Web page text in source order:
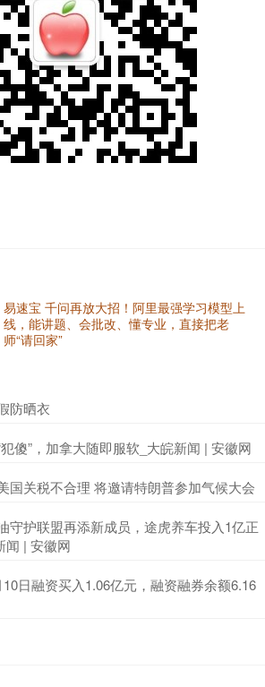
易速宝 千问再放大招！阿里最强学习模型上
线，能讲题、会批改、懂专业，直接把老
师“请回家”
防晒衣
傻”，加拿大随即服软_大皖新闻 | 安徽网
国关税不合理 将邀请特朗普参加气候大会
守护联盟再添新成员，途虎养车投入1亿正
闻 | 安徽网
日融资买入1.06亿元，融资融券余额6.16